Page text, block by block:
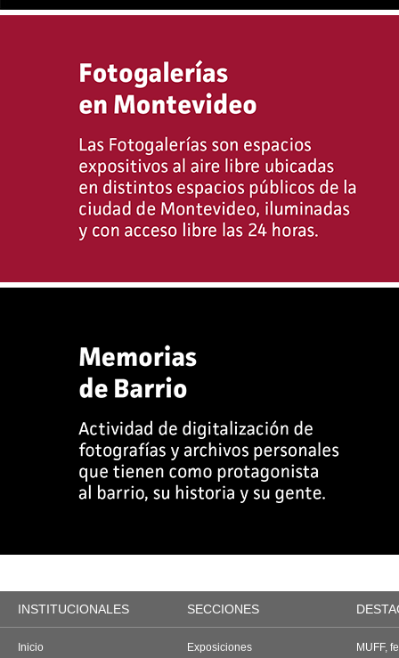
INSTITUCIONALES SECCIONES
Inicio
Exposiciones
MUFF,